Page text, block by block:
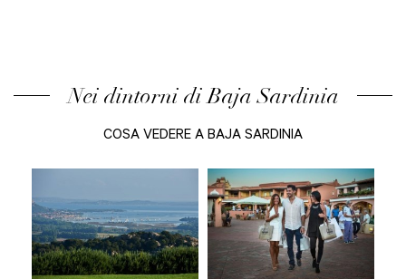
Nei dintorni di Baja Sardinia
COSA VEDERE A BAJA SARDINIA